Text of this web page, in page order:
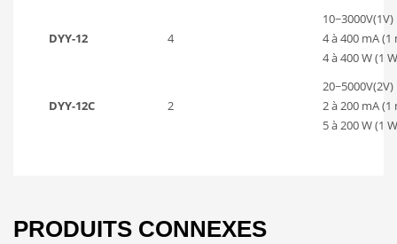
DYY-12 4
10~3000V(1V)
4 à 400 mA (1
4 à 400 W (1
DYY-12C 2
20~5000V(2V)
2 à 200 mA (1
5 à 200 W (1
PRODUITS CONNEXES